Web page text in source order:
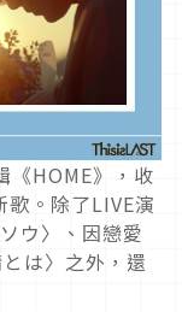
《HOME》，收
。除了LIVE演
ウ〉、因戀愛
は〉之外，還